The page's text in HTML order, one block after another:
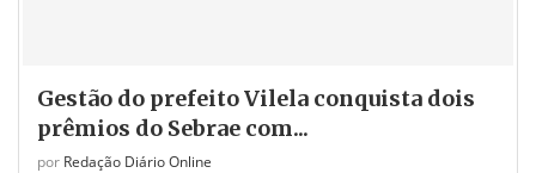
Gestão do prefeito Vilela conquista dois
prêmios do Sebrae com...
por Redação Diário Online